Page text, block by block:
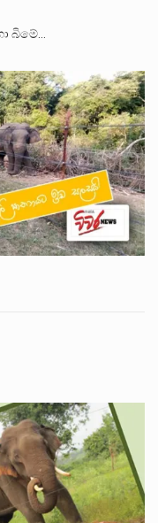
බිමේ…